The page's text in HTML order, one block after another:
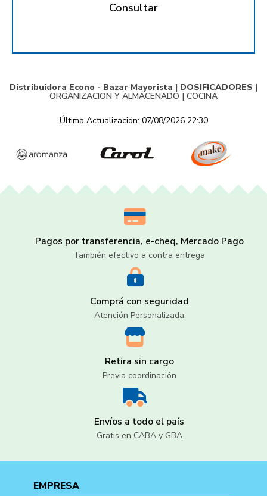
Consultar
Distribuidora Econo - Bazar Mayorista | DOSIFICADORES |
ORGANIZACION Y ALMACENADO | COCINA
Última Actualización: 07/08/2026 22:30
Pagos por transferencia, e-cheq, Mercado Pago
También efectivo a contra entrega
Comprá con seguridad
Atención Personalizada
Retira sin cargo
Previa coordinación
Envíos a todo el país
Gratis en CABA y GBA
EMPRESA